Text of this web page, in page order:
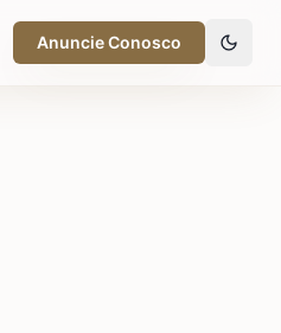
Anuncie Conosco